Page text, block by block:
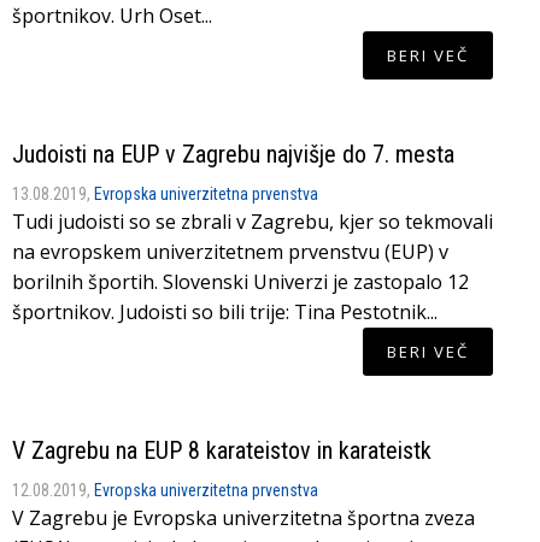
športnikov. Urh Oset...
BERI VEČ
Judoisti na EUP v Zagrebu najvišje do 7. mesta
13.08.2019, Evropska univerzitetna prvenstva
Tudi judoisti so se zbrali v Zagrebu, kjer so tekmovali
na evropskem univerzitetnem prvenstvu (EUP) v
borilnih športih. Slovenski Univerzi je zastopalo 12
športnikov. Judoisti so bili trije: Tina Pestotnik...
BERI VEČ
V Zagrebu na EUP 8 karateistov in karateistk
12.08.2019, Evropska univerzitetna prvenstva
V Zagrebu je Evropska univerzitetna športna zveza